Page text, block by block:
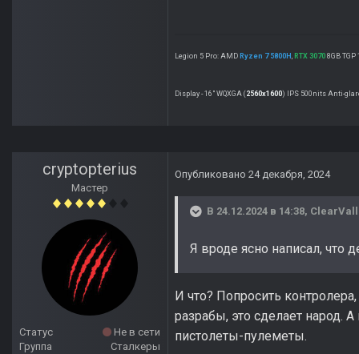
Legion 5 Pro: AMD Ryzen 7 5800H , RTX 3070 8GB TGP
Display - 16" WQXGA ( 2560x1600) IPS 500nits Anti-
cryptopterius
Мастер
Статус
Не в сети
Группа
Сталкеры
Опубликовано 24 декабря, 2024
В 24.12.2024 в 14:38, ClearVall
Я вроде ясно написал, что
И что? Попросить
разрабы, это сделает народ.
пистолеты-пулеметы.